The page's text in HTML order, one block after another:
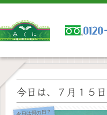
今日は、７月１５日
今日は何の日？